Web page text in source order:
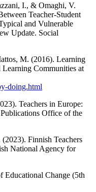
I., & Omaghi, V.
Teacher-Student
and Vulnerable
Update. Social
M. (2016). Learning
Communities at
doing.html
Teachers in Europe:
Office of the
Finnish Teachers
National Agency for
Change (5th